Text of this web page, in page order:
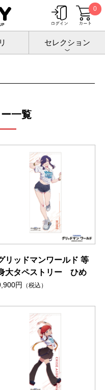
0
セレクション
タペストリー
一覧
リッドマンワールド 等
大タペストリー ひめ
円 （税込）